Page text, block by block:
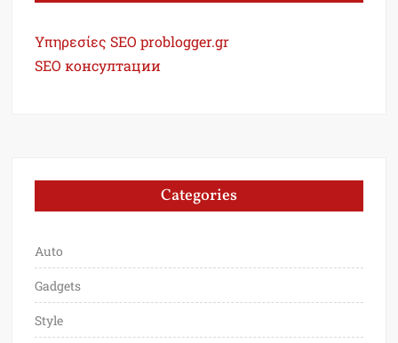
Υπηρεσίες SEO problogger.gr
SEO консултации
Categories
Auto
Gadgets
Style